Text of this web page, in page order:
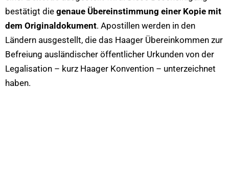
bestätigt die genaue Übereinstimmung einer Kopie mit
dem Originaldokument. Apostillen werden in den
Ländern ausgestellt, die das Haager Übereinkommen zur
Befreiung ausländischer öffentlicher Urkunden von der
Legalisation – kurz Haager Konvention – unterzeichnet
haben.